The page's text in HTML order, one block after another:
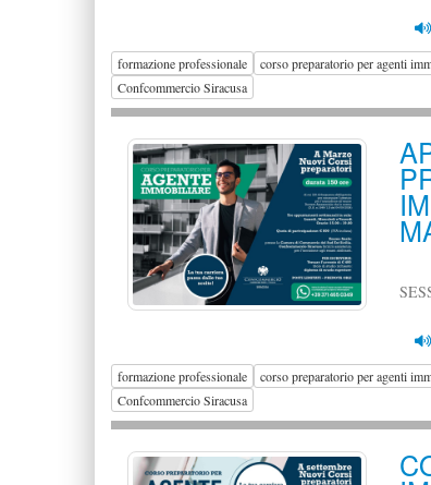
formazione professionale corso preparatorio per agenti
Confcommercio Siracusa
formazione professionale corso preparatorio per agenti
Confcommercio Siracusa